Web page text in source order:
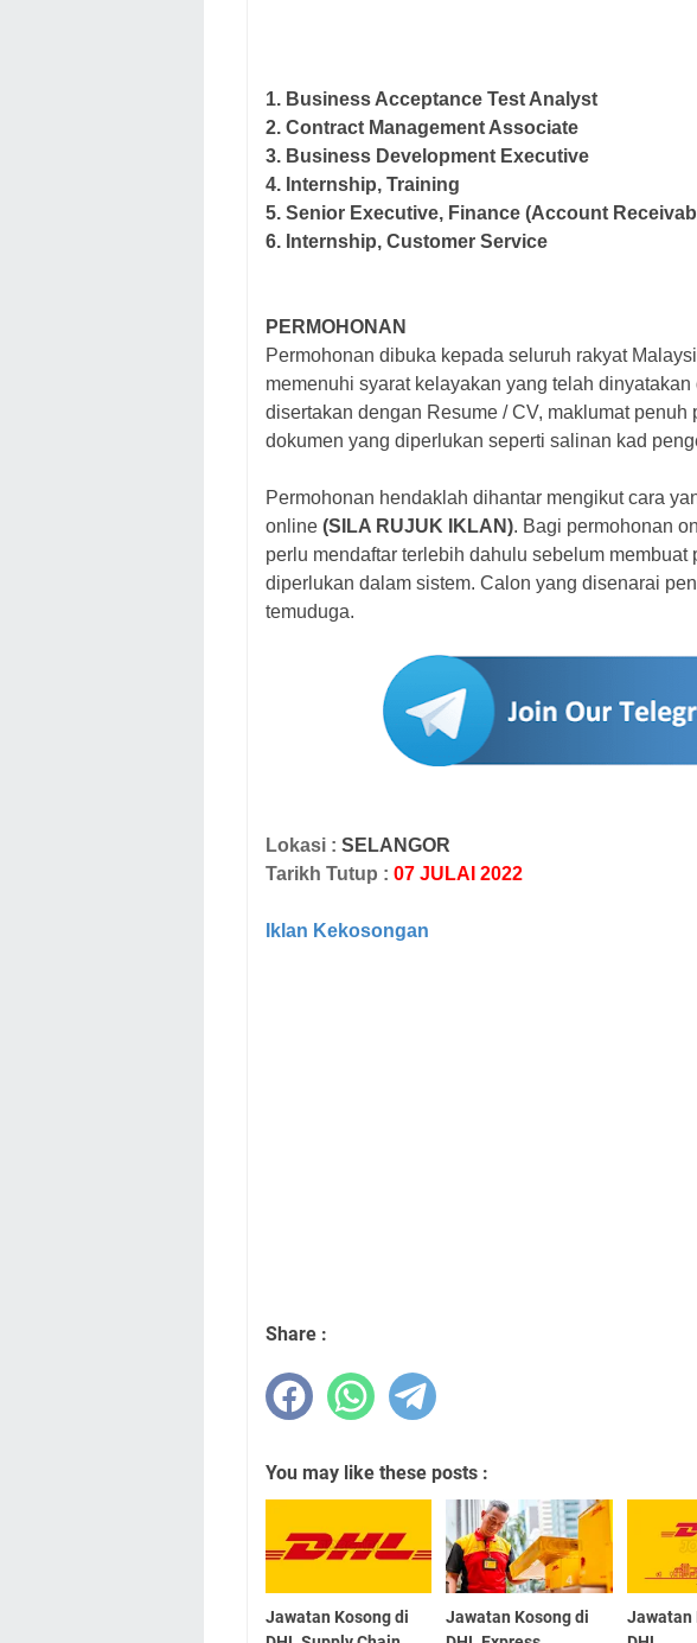
1. Business Acceptance Test Analyst
2. Contract Management Associate
3. Business Development Executive
4. Internship, Training
5. Senior Executive, Finance (Account
6. Internship, Customer Service
PERMOHONAN
Permohonan dibuka kepada seluruh rakyat
memenuhi syarat kelayakan yang telah
disertakan dengan Resume / CV, maklumat
dokumen yang diperlukan seperti salinan kad
Permohonan hendaklah dihantar mengikut cara
online (SILA RUJUK IKLAN). Bagi permohonan
perlu mendaftar terlebih dahulu sebelum membuat
diperlukan dalam sistem. Calon yang disenarai
temuduga.
Lokasi : SELANGOR
Tarikh Tutup : 07 JULAI 2022
Iklan Kekosongan
Share :
You may like these posts :
Jawatan Kosong di
Jawatan Kosong di
Jawatan